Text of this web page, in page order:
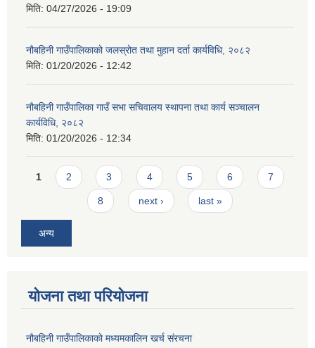
मिति: 04/27/2026 - 19:09
नौबहिनी गाउँपालिकाको जलस्रोत तथा मुहान दर्ता कार्यविधि, २०८२
मिति: 01/20/2026 - 12:42
नौबहिनी गाउँपालिका गाउँ सभा सचिवालय स्थापना तथा कार्य सञ्चालन
कार्यविधि, २०८२
मिति: 01/20/2026 - 12:34
Pages
1 2 3 4 5 6 7
8 next › last »
अन्य
योजना तथा परियोजना
नौबहिनी गाउँपालिकाको मध्यमकालिन खर्च संरचना